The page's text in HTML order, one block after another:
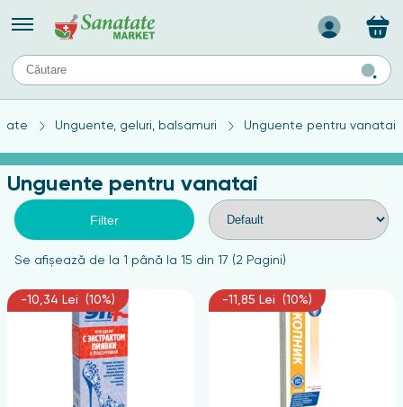
Назад
TIPURI DE TEN
Produse pentru ten mixt
Ten problematic
Produse pentru ten gras
Produse pentru ten sensibil
Unguente, geluri, balsamuri Unguente pentru vanatai
Unguente pentru vanatai
Filter
Se afişează de la 1 până la 15 din 17 (2 Pagini)
-10,34 Lei (10%) -11,85 Lei (10%)